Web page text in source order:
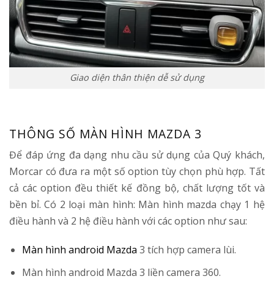
Giao diện thân thiện dễ sử dụng
THÔNG SỐ MÀN HÌNH MAZDA 3
Để đáp ứng đa dạng nhu cầu sử dụng của Quý khách,
Morcar có đưa ra một số option tùy chọn phù hợp. Tất
cả các option đều thiết kế đồng bộ, chất lượng tốt và
bền bỉ. Có 2 loại màn hình: Màn hình mazda chạy 1 hệ
điều hành và 2 hệ điều hành với các option như sau:
Màn hình android Mazda 3 tích hợp camera lùi.
Màn hình android Mazda 3 liền camera 360.